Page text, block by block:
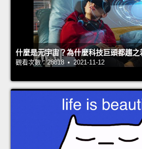
什麼是元宇宙？為什麼科技巨頭都趨之
觀看次數：28818 • 2021-11-12